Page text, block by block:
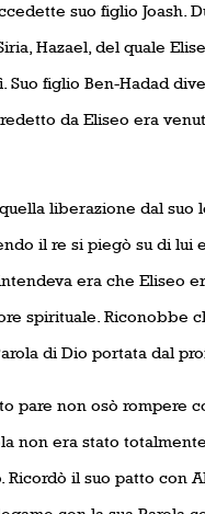
suo figlio Joash.
Hazael, del quale
figlio Ben-Hadad
da Eliseo era
liberazione dal suo
il re si piegò su di lui
era che Eliseo
spirituale. Riconobbe
di Dio portata dal
pare non osò rompere
non era stato
il suo patto con